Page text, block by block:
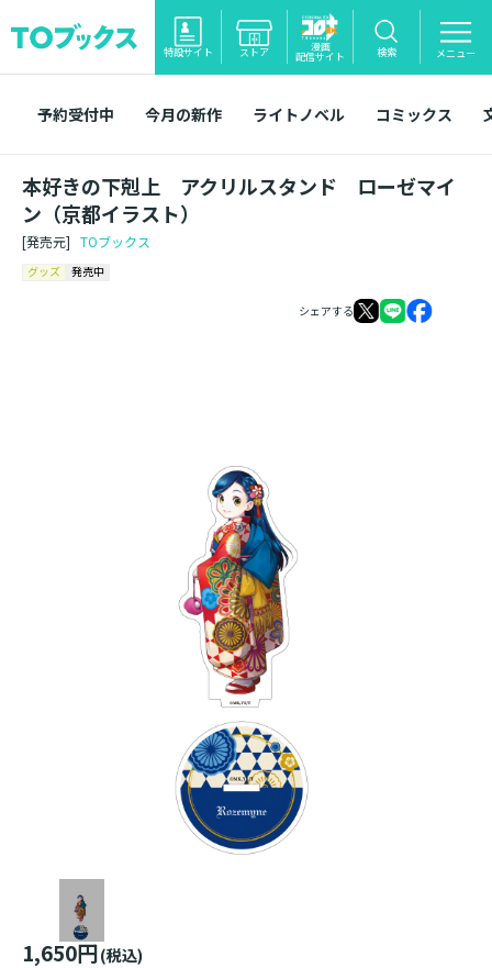
特設サイト ストア 漫画
配信サイト 検索 メニュー
予約受付中 今月の新作 ライトノベル コミックス
本好きの下剋上 アクリルスタンド ローゼマイ
ン（京都イラスト）
[発売元] TOブックス
グッズ 発売中
シェアする
1,650円(税込)